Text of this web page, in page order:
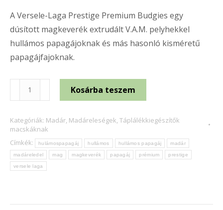
A Versele-Laga Prestige Premium Budgies egy
dúsított magkeverék extrudált V.A.M. pelyhekkel
hullámos papagájoknak és más hasonló kisméretű
papagájfajoknak.
Versele-
Laga
Prémium
Hullámospapagáj
madáreleség
800g
Kosárba teszem
Kategóriák: Madár, Madáreleségek, Táplálékkiegészítők
macskáknak
Címkék:
hulámospapagáj hullámos hullámos papagáj madár
madáreledel mag magkeverék papagáj prémium prestige
versele laga